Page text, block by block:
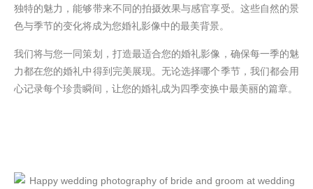
独特的魅力，能够带来不同的拍摄效果与感官享受。这些自然的景
色与季节的变化将成为您婚礼影像中的最美背景。
我们将与您一同策划，打造最适合您的婚礼影像，确保每一季的魅
力都在您的婚礼中得到完美展现。无论选择哪个季节，我们都会用
心记录每个珍贵瞬间，让您的婚礼成为四季变换中最美丽的篇章。